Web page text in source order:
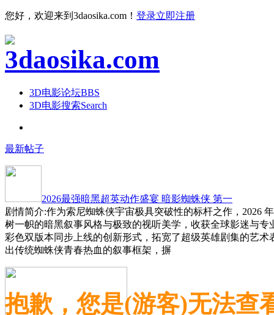
您好，欢迎来到3daosika.com！ 登录立即注册
3D电影论坛BBS
3D电影搜索Search
最新帖子
2026最强暗黑超英动作盛宴 暗影蜘蛛侠 第一
剧情简介:作为索尼蜘蛛侠宇宙极具突破性的标杆之作，2026
树一帜的暗黑叙事风格与极致的视听美学，收获全球影迷与
彩色双版本同步上线的创新形式，拓宽了超级英雄剧集的艺
出传统蜘蛛侠青春热血的叙事框架，摒
抱歉，您是(游客)无法查